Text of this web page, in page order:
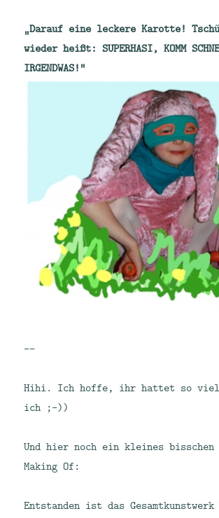
„Darauf eine leckere Karotte!
wieder heißt: SUPERHASI, KOMM
IRGENDWAS!“
—-
Hihi. Ich hoffe, ihr hattet so viel
ich ;-))
Und hier noch ein kleines bisschen
Making Of:
Entstanden ist das Gesamtkunstwerk